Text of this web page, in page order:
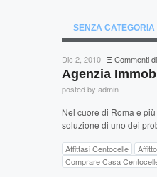
SENZA CATEGORIA
Dic 2, 2010 ΞCommenti
Agenzia
posted by admin
Nel cuore di Roma e
soluzione di uno dei
Affittasi Centocelle
Comprare Casa